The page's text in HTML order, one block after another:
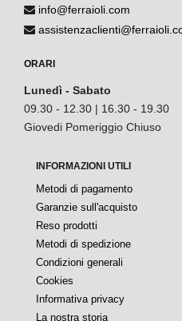
info@ferraioli.com
ORARI
Lunedì - Sabato
09.30 - 12.30 | 16.30 - 19.30
Giovedi Pomeriggio Chiuso
INFORMAZIONI UTILI
Metodi di pagamento
Garanzie sull'acquisto
Reso prodotti
Metodi di spedizione
Condizioni generali
Cookies
Informativa privacy
La nostra storia